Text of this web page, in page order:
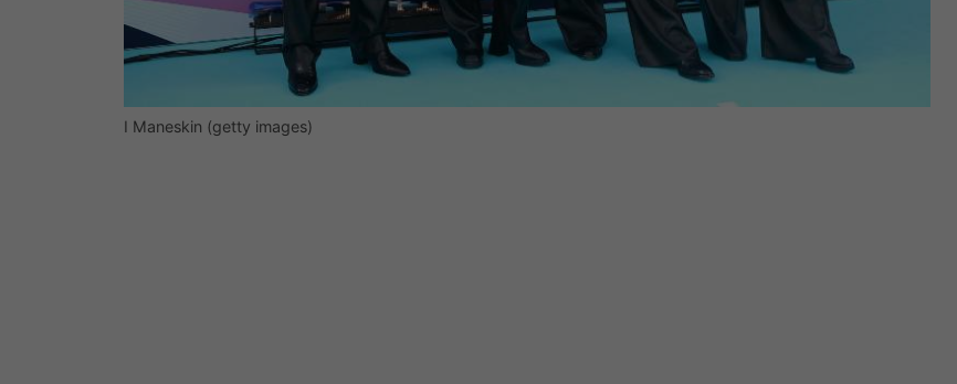
I Maneskin (getty images)